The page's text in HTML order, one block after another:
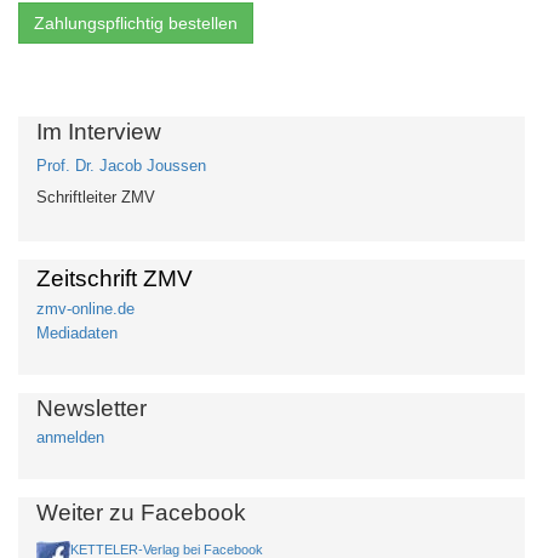
Im Interview
Prof. Dr. Jacob Joussen
Schriftleiter ZMV
Zeitschrift ZMV
zmv-online.de
Mediadaten
Newsletter
anmelden
Weiter zu Facebook
KETTELER-Verlag bei Facebook